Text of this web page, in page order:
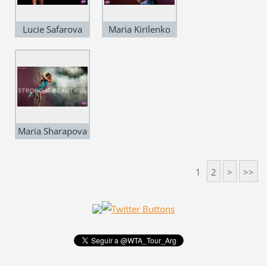
Lucie Safarova Maria Kirilenko
Maria Sharapova
1 2 > >>